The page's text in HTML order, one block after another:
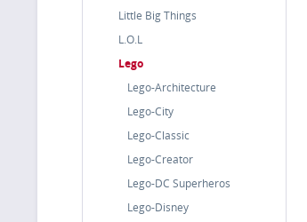
Little Big Things
L.O.L
Lego
Lego-Architecture
Lego-City
Lego-Classic
Lego-Creator
Lego-DC Superheros
Lego-Disney